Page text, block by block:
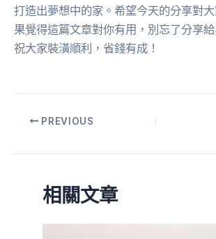
打造出夢想中的家。希望今天的分享對
果覺得這篇文章對你有用，別忘了分享給
祝大家裝潢順利，省錢有成！
PREVIOUS
相關文章